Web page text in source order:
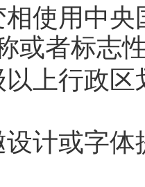
相使用中
或者标志
以上行政
设计或字